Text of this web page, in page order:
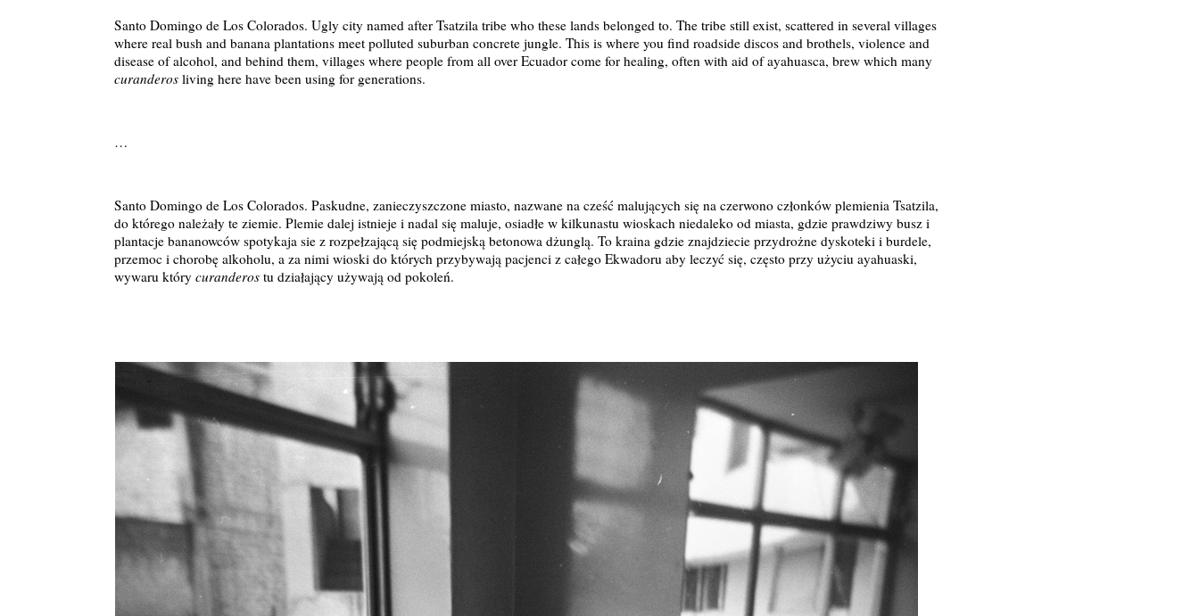
Santo Domingo de Los Colorados. Ugly city named after Tsatzila tribe who these lands belonged to. The tribe still exist, scattered in several villages
where real bush and banana plantations meet polluted suburban concrete jungle. This is where you find roadside discos and brothels, violence and
disease of alcohol, and behind them, villages where people from all over Ecuador come for healing, often with aid of ayahuasca, brew which many
curanderos living here have been using for generations.
…
Santo Domingo de Los Colorados. Paskudne, zanieczyszczone miasto, nazwane na cześć malujących się na czerwono członków plemienia Tsatzila,
do którego należały te ziemie. Plemie dalej istnieje i nadal się maluje, osiadłe w kilkunastu wioskach niedaleko od miasta, gdzie prawdziwy busz i
plantacje bananowców spotykaja sie z rozpełzającą się podmiejską betonowa dżunglą. To kraina gdzie znajdziecie przydrożne dyskoteki i burdele,
przemoc i chorobę alkoholu, a za nimi wioski do których przybywają pacjenci z całego Ekwadoru aby leczyć się, często przy użyciu ayahuaski,
wywaru którycuranderos tu działający używają od pokoleń.